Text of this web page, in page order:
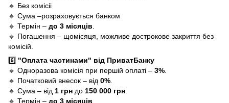
🔹 Без комісіі
🔹 Сума –розраховується банком
🔹 Термін – до 3 місяців
🔹 Погашення – щомісяця, можливе дострокове закриття без
комісій.
6️⃣ "Оплата частинами" від ПриватБанку
🔹 Одноразова комісія при першій оплаті – 3%
🔹 Початковий внесок – від 0%
🔹 Сума – від 1 грн до 150 000 грн
🔹 Термін – до 3 місяців